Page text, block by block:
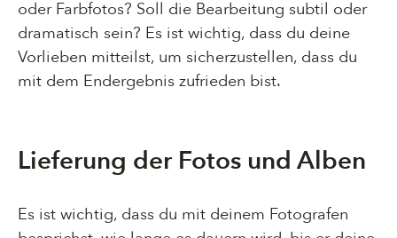
oder Farbfotos? Soll die Bearbeitung subtil oder
dramatisch sein? Es ist wichtig, dass du deine
Vorlieben mitteilst, um sicherzustellen, dass du
mit dem Endergebnis zufrieden bist.
Lieferung der Fotos und Alben
Es ist wichtig, dass du mit deinem Fotografen